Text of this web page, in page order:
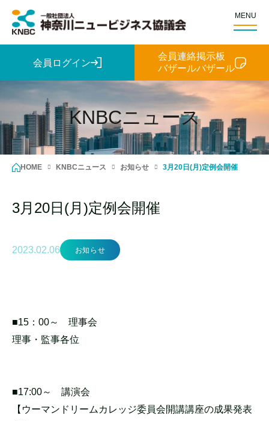
MENU
会員ログイン
会員連絡掲示板
バザールバザール
KNBCニュース
HOME KNBCニュース お知らせ 3月20日(月)定例会開催
3月20日(月)定例会開催
2023.02.06 お知らせ
■15：00～ 理事会
理事・監事各位
■17:00～ 講演会
【ウーマンドリームカレッジ委員会開講講座の成果発表